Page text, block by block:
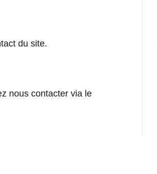
du site.
nous contacter via le